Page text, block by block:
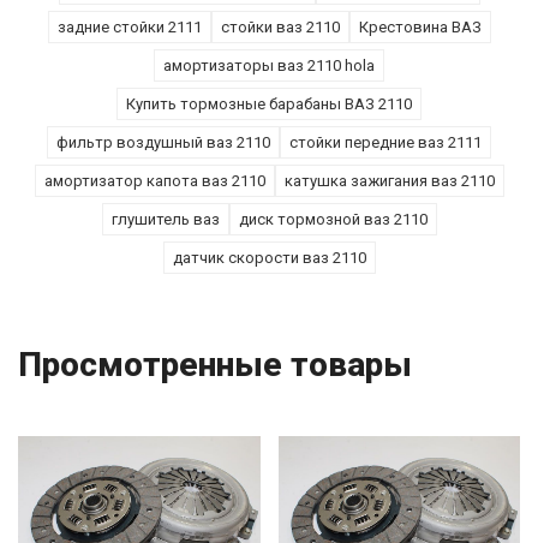
задние стойки 2111 стойки ваз 2110 Крестовина ВАЗ
амортизаторы ваз 2110 hola
Купить тормозные барабаны ВАЗ 2110
фильтр воздушный ваз 2110 стойки передние ваз 2111
амортизатор капота ваз 2110 катушка зажигания ваз 2110
глушитель ваз диск тормозной ваз 2110
датчик скорости ваз 2110
Просмотренные товары